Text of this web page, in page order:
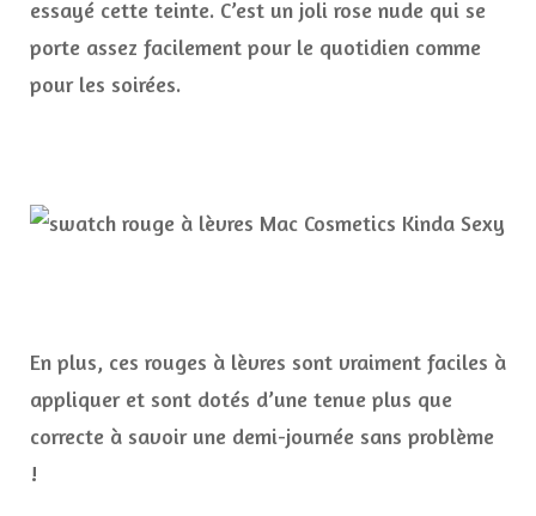
essayé cette teinte. C’est un joli rose nude qui se
porte assez facilement pour le quotidien comme
pour les soirées.
En plus, ces rouges à lèvres sont vraiment faciles à
appliquer et sont dotés d’une tenue plus que
correcte à savoir une demi-journée sans problème
!